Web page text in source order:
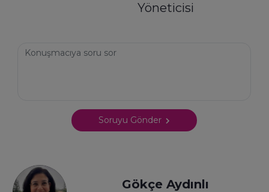
Yöneticisi
Soruyu Gönder
Gökçe Aydınlı